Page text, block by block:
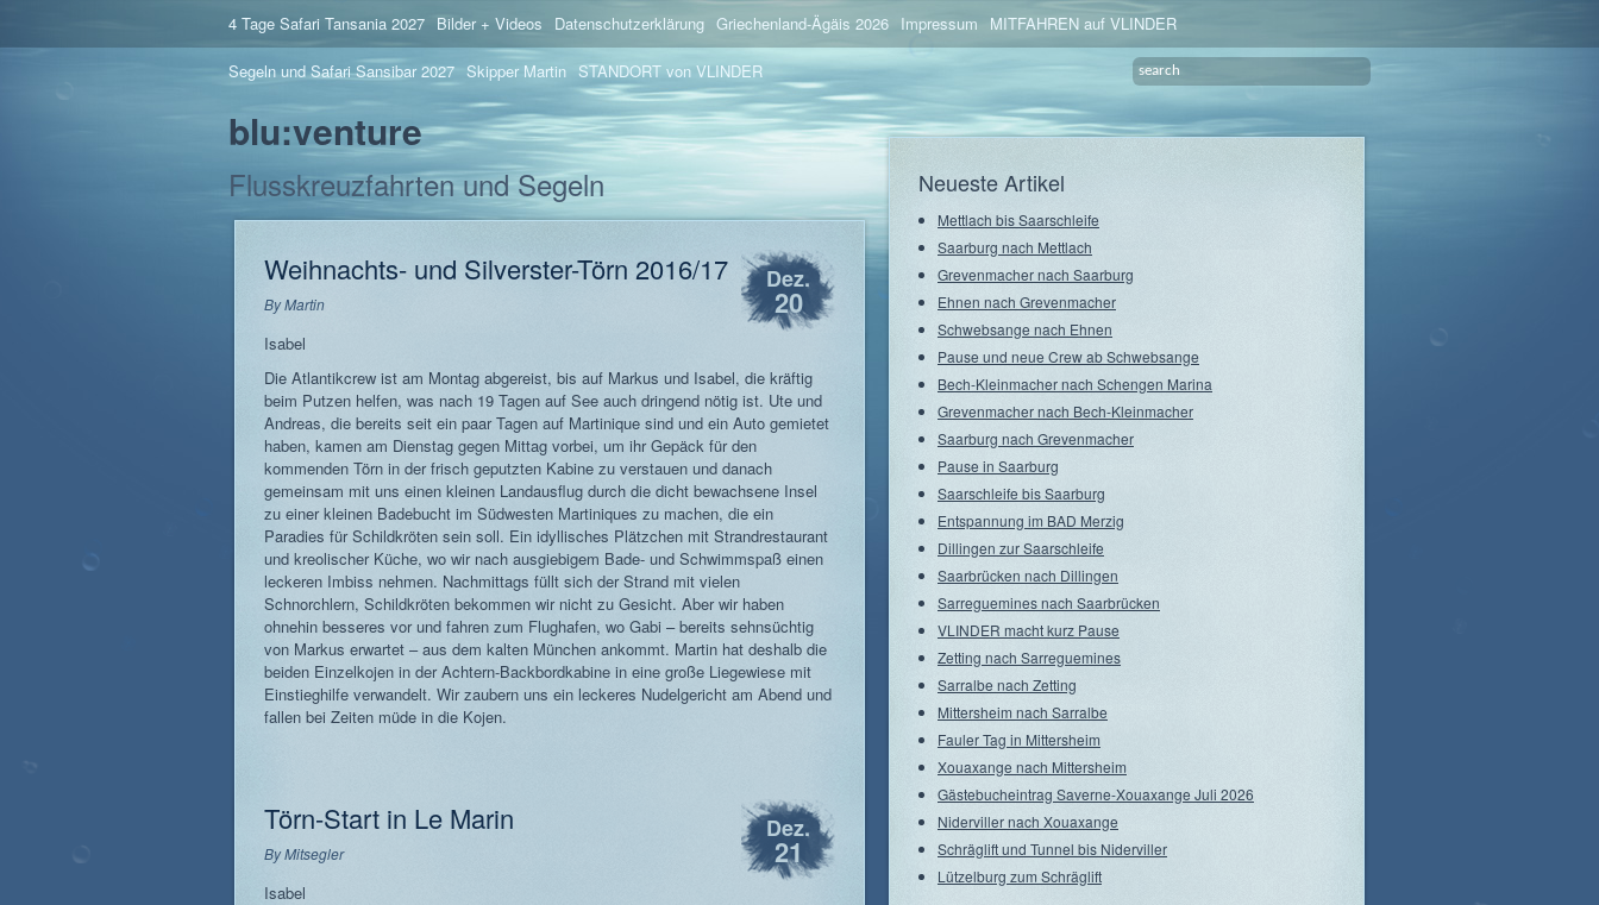
4 Tage Safari Tansania 2027 Bilder + Videos Datenschutzerklärung Griechenland-Ägäis 2026 Impressum MITFAHREN auf VLINDER
Segeln und Safari Sansibar 2027 Skipper Martin STANDORT von VLINDER
blu:venture
Flusskreuzfahrten und Segeln
Weihnachts- und Silverster-Törn 2016/17
ByMartin
Dez.
20
Isabel
Die Atlantikcrew ist am Montag abgereist, bis auf Markus und Isabel, die kräftig
beim Putzen helfen, was nach 19 Tagen auf See auch dringend nötig ist. Ute und
Andreas, die bereits seit ein paar Tagen auf Martinique sind und ein Auto gemietet
haben, kamen am Dienstag gegen Mittag vorbei, um ihr Gepäck für den
kommenden Törn in der frisch geputzten Kabine zu verstauen und danach
gemeinsam mit uns einen kleinen Landausflug durch die dicht bewachsene Insel
zu einer kleinen Badebucht im Südwesten Martiniques zu machen, die ein
Paradies für Schildkröten sein soll. Ein idyllisches Plätzchen mit Strandrestaurant
und kreolischer Küche, wo wir nach ausgiebigem Bade- und Schwimmspaß einen
leckeren Imbiss nehmen. Nachmittags füllt sich der Strand mit vielen
Schnorchlern, Schildkröten bekommen wir nicht zu Gesicht. Aber wir haben
ohnehin besseres vor und fahren zum Flughafen, wo Gabi – bereits sehnsüchtig
von Markus erwartet – aus dem kalten München ankommt. Martin hat deshalb die
beiden Einzelkojen in der Achtern-Backbordkabine in eine große Liegewiese mit
Einstieghilfe verwandelt. Wir zaubern uns ein leckeres Nudelgericht am Abend und
fallen bei Zeiten müde in die Kojen.
Törn-Start in Le Marin
ByMitsegler
Dez.
21
Isabel
Neueste Artikel
Mettlach bis Saarschleife
Saarburg nach Mettlach
Grevenmacher nach Saarburg
Ehnen nach Grevenmacher
Schwebsange nach Ehnen
Pause und neue Crew ab Schwebsange
Bech-Kleinmacher nach Schengen Marina
Grevenmacher nach Bech-Kleinmacher
Saarburg nach Grevenmacher
Pause in Saarburg
Saarschleife bis Saarburg
Entspannung im BAD Merzig
Dillingen zur Saarschleife
Saarbrücken nach Dillingen
Sarreguemines nach Saarbrücken
VLINDER macht kurz Pause
Zetting nach Sarreguemines
Sarralbe nach Zetting
Mittersheim nach Sarralbe
Fauler Tag in Mittersheim
Xouaxange nach Mittersheim
Gästebucheintrag Saverne-Xouaxange Juli 2026
Niderviller nach Xouaxange
Schräglift und Tunnel bis Niderviller
Lützelburg zum Schräglift